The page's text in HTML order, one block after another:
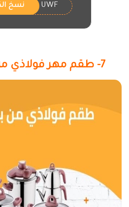
UWF نسخ
7- طقم مهر فولاذي من بيلا روزغولد